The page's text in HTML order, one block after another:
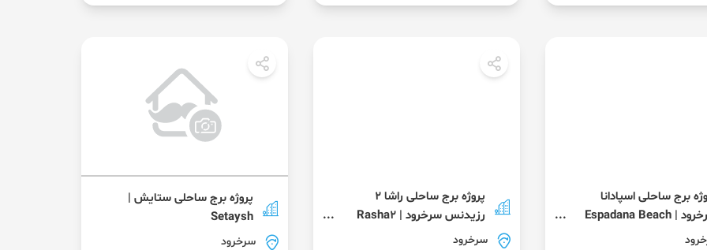
برج ساحلی اسپادانا
سرخرود | Espadana Beach
پروژه برج ساحلی راشا 2
رزیدنس سرخرود | Rasha2
Residential Sorkhrod
سرخرود
پروژه برج ساحلی ستایش |
Setaysh
سرخرود